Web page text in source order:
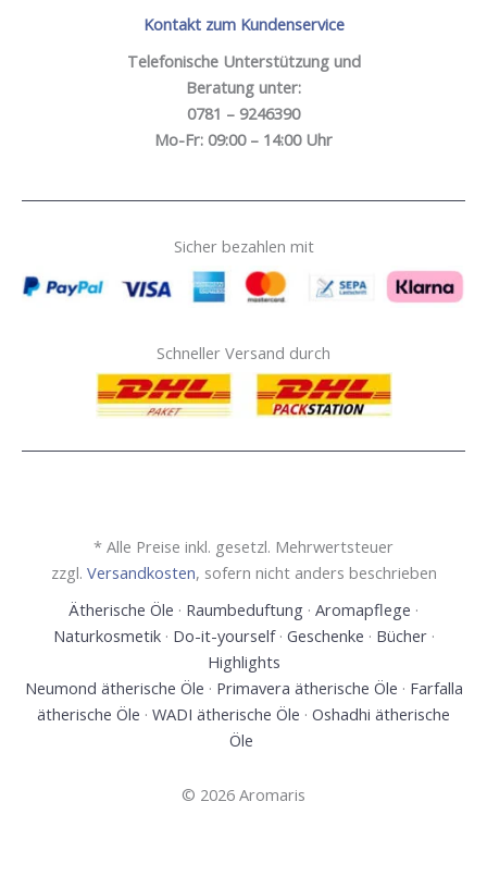
Kontakt zum Kundenservice
Telefonische Unterstützung und
Beratung unter:
0781 – 9246390
Mo-Fr: 09:00 – 14:00 Uhr
Sicher bezahlen mit
Schneller Versand durch
* Alle Preise inkl. gesetzl. Mehrwertsteuer
zzgl. Versandkosten, sofern nicht anders beschrieben
Ätherische Öle · Raumbeduftung · Aromapflege ·
Naturkosmetik· Do-it-yourself· Geschenke · Bücher·
Highlights
Neumond ätherische Öle · Primavera ätherische Öle · Farfalla
ätherische Öle · WADI ätherische Öle · Oshadhi ätherische
Öle
© 2026 Aromaris